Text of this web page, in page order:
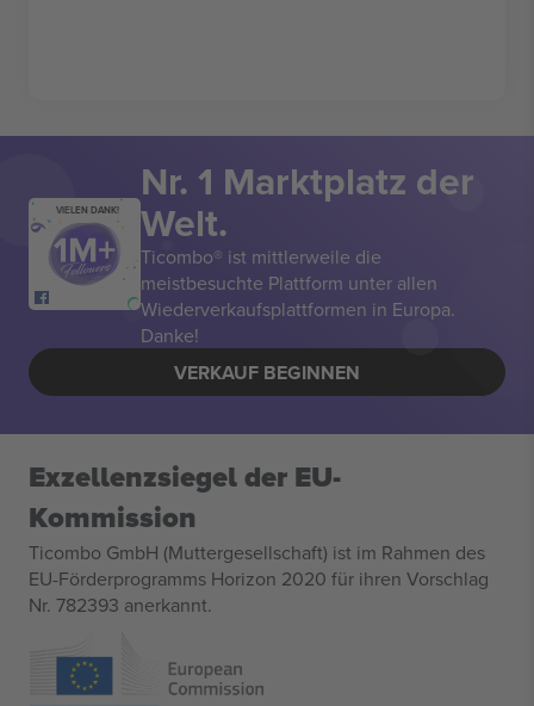
VIELEN DANK!
Nr. 1 Marktplatz der
Welt.
Ticombo® ist mittlerweile die
meistbesuchte Plattform unter allen
Wiederverkaufsplattformen in Europa.
Danke!
VERKAUF BEGINNEN
Exzellenzsiegel der EU-
Kommission
Ticombo GmbH (Muttergesellschaft) ist im Rahmen des
EU-Förderprogramms Horizon 2020 für ihren Vorschlag
Nr. 782393 anerkannt.